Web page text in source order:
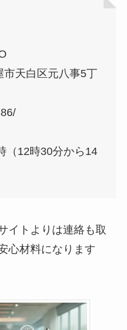
白区元八事5丁
12時30分から14
イトよりは連絡も取
心材料になります